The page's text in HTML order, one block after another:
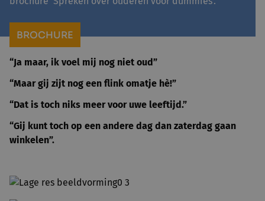
BROCHURE
“Ja maar, ik voel mij nog niet oud”
“Maar gij zijt nog een flink omatje hè!”
“Dat is toch niks meer voor uwe leeftijd.”
“Gij kunt toch op een andere dag dan zaterdag gaan
winkelen”.